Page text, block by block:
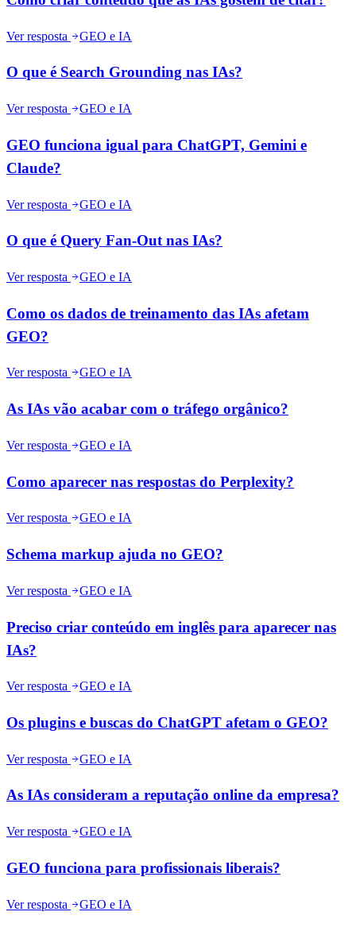
Ver resposta GEO e IA
O que é Search Grounding nas IAs?
Ver resposta GEO e IA
GEO funciona igual para ChatGPT, Gemini e
Claude?
Ver resposta GEO e IA
O que é Query Fan-Out nas IAs?
Ver resposta GEO e IA
Como os dados de treinamento das IAs afetam
GEO?
Ver resposta GEO e IA
As IAs vão acabar com o tráfego orgânico?
Ver resposta GEO e IA
Como aparecer nas respostas do Perplexity?
Ver resposta GEO e IA
Schema markup ajuda no GEO?
Ver resposta GEO e IA
Preciso criar conteúdo em inglês para aparecer nas
IAs?
Ver resposta GEO e IA
Os plugins e buscas do ChatGPT afetam o GEO?
Ver resposta GEO e IA
As IAs consideram a reputação online da empresa?
Ver resposta GEO e IA
GEO funciona para profissionais liberais?
Ver resposta GEO e IA